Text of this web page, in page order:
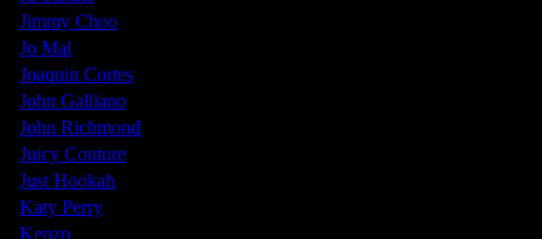
Jimmy Choo
Jo Mal
Joaquin Cortes
John Galliano
John Richmond
Juicy Couture
Just Hookah
Katy Perry
Kenzo